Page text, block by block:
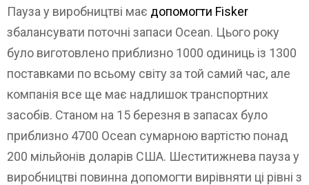
Пауза у виробництві має допомогти Fisker
збалансувати поточні запаси Ocean. Цього року
було виготовлено приблизно 1000 одиниць із 1300
поставками по всьому світу за той самий час, але
компанія все ще має надлишок транспортних
засобів. Станом на 15 березня в запасах було
приблизно 4700 Ocean сумарною вартістю понад
200 мільйонів доларів США. Шеститижнева пауза у
виробництві повинна допомогти вирівняти ці рівні з